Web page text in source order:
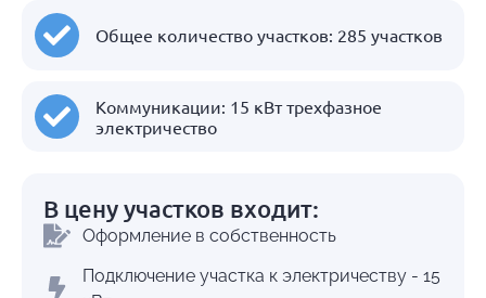
Общее количество участков: 285 участков
Коммуникации: 15 кВт трехфазное
электричество
В цену участков входит:
Оформление в собственность
Подключение участка к электричеству - 15